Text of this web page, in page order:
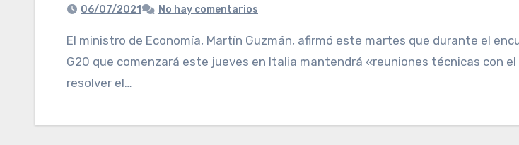
06/07/2021 No hay comentarios
El ministro de Economía, Martín Guzmán, afirmó este martes que durante el encuentro del
G20 que comenzará este jueves en Italia mantendrá «reuniones técnicas con el
resolver el…